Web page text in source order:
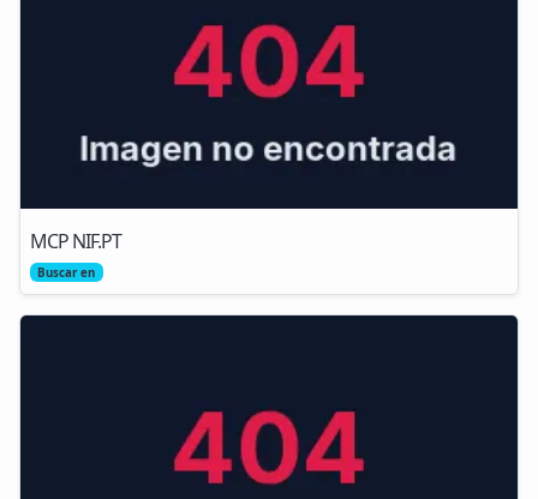
MCP NIF.PT
Buscar en